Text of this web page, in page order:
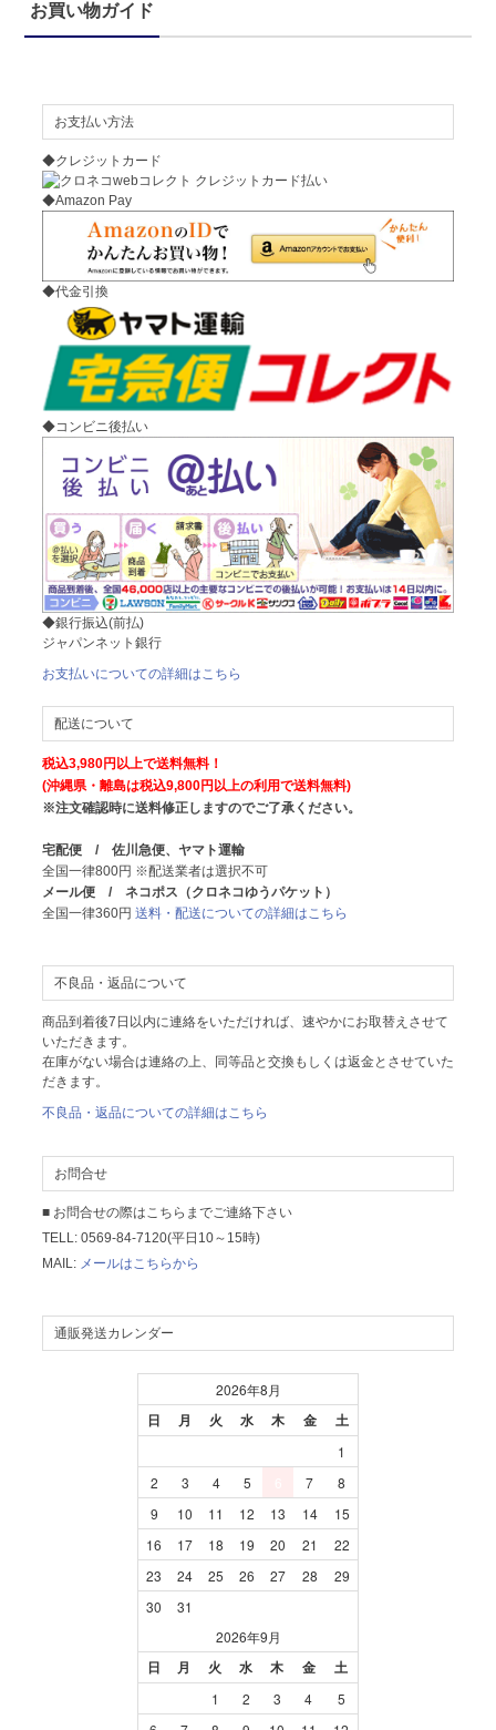
お買い物ガイド
お支払い方法
◆クレジットカード
◆Amazon Pay
◆代金引換
◆コンビニ後払い
◆銀行振込(前払)
ジャパンネット銀行
お支払いについての詳細はこちら
配送について
税込3,980円以上で送料無料！
(沖縄県・離島は税込9,800円以上の利用で送料無料)
※注文確認時に送料修正しますのでご了承ください。
宅配便 / 佐川急便、ヤマト運輸
全国一律800円 ※配送業者は選択不可
メール便 / ネコポス（クロネコゆうパケット）
全国一律360円 送料・配送についての詳細はこちら
不良品・返品について
商品到着後7日以内に連絡をいただければ、速やかにお取替えさせて
いただきます。
在庫がない場合は連絡の上、同等品と交換もしくは返金とさせていた
だきます。
不良品・返品についての詳細はこちら
お問合せ
■ お問合せの際はこちらまでご連絡下さい
TELL: 0569-84-7120(平日10～15時)
MAIL: メールはこちらから
通販発送カレンダー